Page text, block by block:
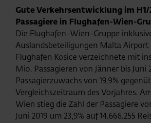
Gute Verkehrsentwicklung im H1/
Passagiere in Flughafen-Wien-
Die Flughafen-Wien-Gruppe
Auslandsbeteiligungen Malta Airport
Flughafen Kosice verzeichnete mit
Mio. Passagieren von Jänner bis Juni
Passagierzuwachs von 19,9%
Vergleichszeitraum des Vorjahres.
Wien stieg die Zahl der Passagiere
Juni 2019 um 23,9% auf 14.666.255